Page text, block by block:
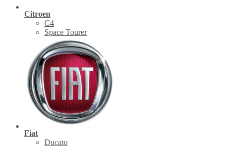
Citroen
C4
Space Tourer
Fiat
Ducato